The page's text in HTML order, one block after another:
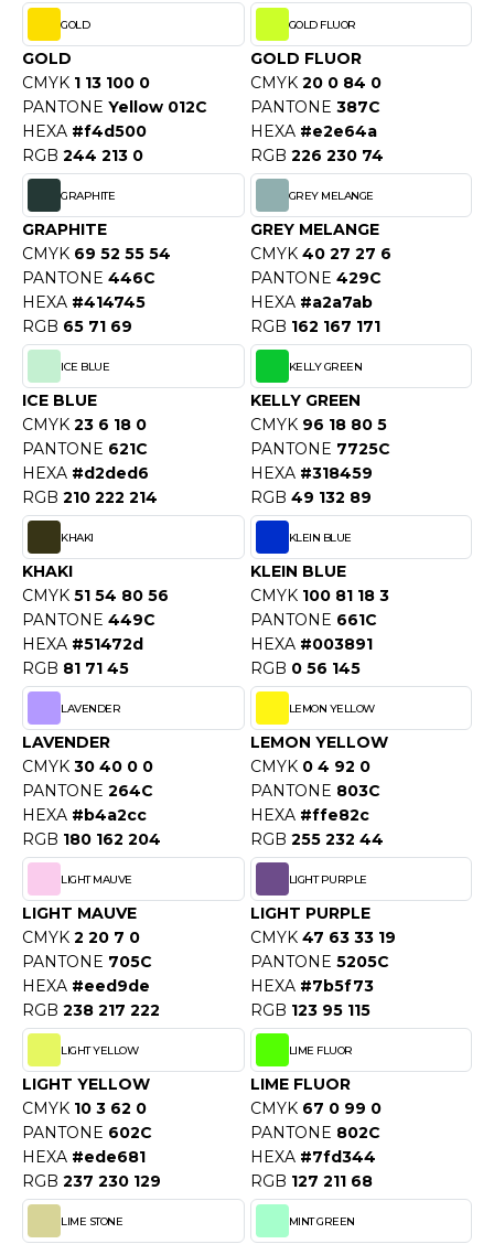
CITY
MILL
GOLD
GOLD
CMYK 1 13 100 0
PANTONE Yellow 012C
HEXA #f4d500
RGB 244 213 0
GOLD FLUOR
GOLD FLUOR
CMYK 20 0 84 0
PANTONE 387C
HEXA #e2e64a
RGB 226 230 74
GRAPHITE
GRAPHITE
CMYK 69 52 55 54
PANTONE 446C
HEXA #414745
RGB 65 71 69
GREY MELANGE
GREY MELANGE
CMYK 40 27 27 6
PANTONE 429C
HEXA #a2a7ab
RGB 162 167 171
ICE BLUE
ICE BLUE
CMYK 23 6 18 0
PANTONE 621C
HEXA #d2ded6
RGB 210 222 214
KELLY GREEN
KELLY GREEN
CMYK 96 18 80 5
PANTONE 7725C
HEXA #318459
RGB 49 132 89
KHAKI
KHAKI
CMYK 51 54 80 56
PANTONE 449C
HEXA #51472d
RGB 81 71 45
KLEIN BLUE
KLEIN BLUE
CMYK 100 81 18 3
PANTONE 661C
HEXA #003891
RGB 0 56 145
LAVENDER
LAVENDER
CMYK 30 40 0 0
PANTONE 264C
HEXA #b4a2cc
RGB 180 162 204
LEMON YELLOW
LEMON YELLOW
CMYK 0 4 92 0
PANTONE 803C
HEXA #ffe82c
RGB 255 232 44
LIGHT MAUVE
LIGHT MAUVE
CMYK 2 20 7 0
PANTONE 705C
HEXA #eed9de
RGB 238 217 222
LIGHT PURPLE
LIGHT PURPLE
CMYK 47 63 33 19
PANTONE 5205C
HEXA #7b5f73
RGB 123 95 115
LIGHT YELLOW
LIGHT YELLOW
CMYK 10 3 62 0
PANTONE 602C
HEXA #ede681
RGB 237 230 129
LIME FLUOR
LIME FLUOR
CMYK 67 0 99 0
PANTONE 802C
HEXA #7fd344
RGB 127 211 68
LIME STONE MINT GREEN